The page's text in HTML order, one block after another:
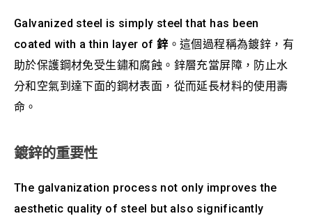
Galvanized steel is simply steel that has been
coated with a thin layer of 鋅 。這個過程稱為鍍鋅，有
助於保護鋼材免受生鏽和腐蝕。鋅層充當屏障，防止水
分和空氣到達下面的鋼材表面，從而延長材料的使用壽
命。
鍍鋅的重要性
The galvanization process not only improves the
aesthetic quality of steel but also significantly